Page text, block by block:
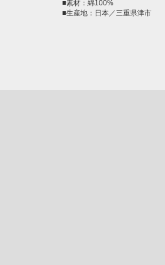
■素材：綿100%
■生産地：日本／三重県津市